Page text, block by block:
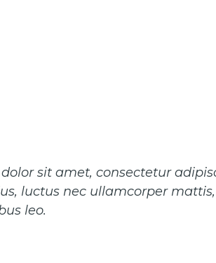
sit amet, consectetur
luctus nec ullamcorper mattis,
leo.